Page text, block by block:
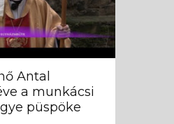
Antal
a munkácsi
püspöke